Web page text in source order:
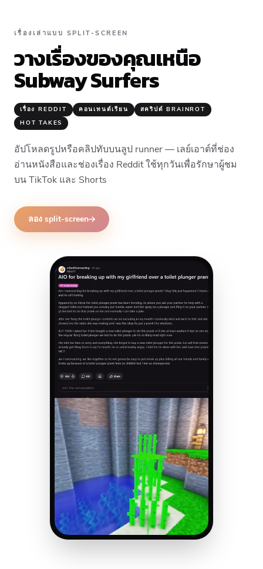
เรื่องเล่าแบบ SPLIT-SCREEN
วางเรื่องของคุณเหนือ
Subway Surfers
เรื่อง REDDIT คอนเทนต์เรียน
สคริปต์ BRAINROT
HOT TAKES
อัปโหลดรูปหรือคลิปทับบนลูป runner — เลย์เอาต์ที่ช่อง
อ่านหนังสือและช่องเรื่อง Reddit ใช้ทุกวันเพื่อรักษาผู้ชม
บน TikTok และ Shorts
ลอง split-screen